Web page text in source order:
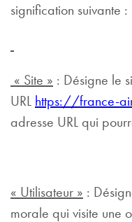
signification suivante :
« Site » : Désigne le
URL https://france-
adresse URL qui
« Utilisateur » :
morale qui visite une